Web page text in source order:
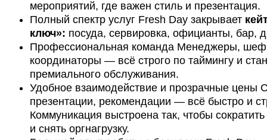
мероприятий, где важен стиль и презентация.
Полный спектр услуг Fresh Day закрывает
ключ»: посуда, сервировка, официанты, бар,
Профессиональная команда Менеджеры,
координаторы — всё строго по таймингу и
премиального обслуживания.
Удобное взаимодействие и прозрачные цены
презентации, рекомендации — всё быстро и
Коммуникация выстроена так, чтобы
и снять оргнагрузку.